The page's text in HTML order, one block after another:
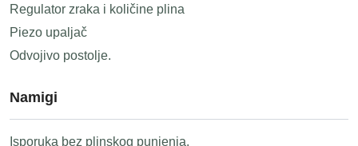
Regulator zraka i količine plina
Piezo upaljač
Odvojivo postolje.
Namigi
Isporuka bez plinskog punjenja.